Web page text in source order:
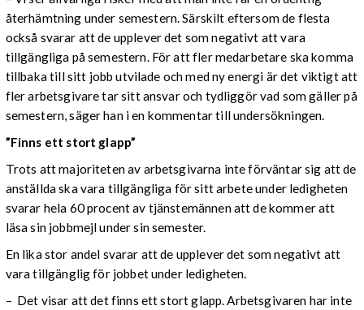
återhämtning under semestern. Särskilt eftersom de flesta
också svarar att de upplever det som negativt att vara
tillgängliga på semestern. För att fler medarbetare ska komma
tillbaka till sitt jobb utvilade och med ny energi är det viktigt att
fler arbetsgivare tar sitt ansvar och tydliggör vad som gäller på
semestern, säger han i en kommentar till undersökningen.
”Finns ett stort glapp”
Trots att majoriteten av arbetsgivarna inte förväntar sig att de
anställda ska vara tillgängliga för sitt arbete under ledigheten
svarar hela 60 procent av tjänstemännen att de kommer att
läsa sin jobbmejl under sin semester.
En lika stor andel svarar att de upplever det som negativt att
vara tillgänglig för jobbet under ledigheten.
– Det visar att det finns ett stort glapp. Arbetsgivaren har inte